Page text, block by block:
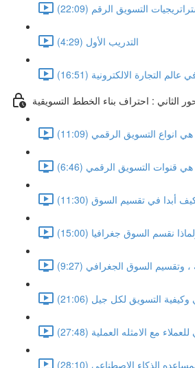
التسويق الرقم (22:09)
التدريب الأول (4:29)
التجارة الالكترونية (16:51)
الثاني : احتراف بناء الخطط التسويقية
انواع التسويق الرقمي (11:09)
هي قنوات التسويق الرقمي (6:46)
وتقسيم السوق الجغرافي (9:27)
الذكاء الاصطناعي (28:10)